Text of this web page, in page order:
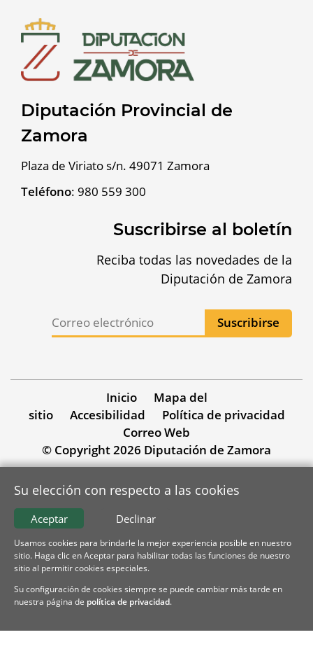
Diputación Provincial de
Zamora
Plaza de Viriato s/n. 49071 Zamora
Teléfono: 980 559 300
Suscribirse al boletín
Reciba todas las novedades de la
Diputación de Zamora
Inicio
Mapa del
sitio
Accesibilidad
Política de privacidad
Correo Web
© Copyright 2026 Diputación de Zamora
Su elección con respecto a las cookies
Declinar
Aceptar
Usamos cookies para brindarle la mejor experiencia posible en nuestro
sitio. Haga clic en Aceptar para habilitar todas las funciones de nuestro
sitio al permitir cookies especiales.
Su configuración de cookies siempre se puede cambiar más tarde en
nuestra página de política de privacidad.